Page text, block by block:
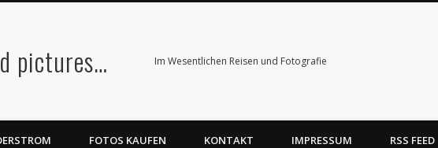
pictures… Im Wesentlichen Reisen und Fotografie
FOTOS KAUFEN KONTAKT IMPRESSUM RSS FEED